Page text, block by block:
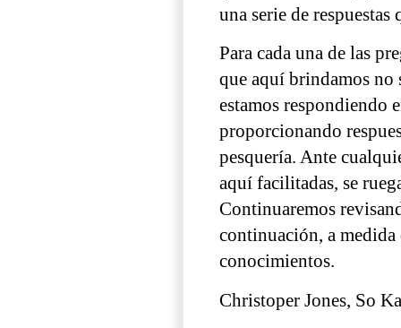
una serie de respuestas
Para cada una de las
que aquí brindamos no
estamos respondiendo
proporcionando
pesquería. Ante
aquí facilitadas, se
Continuaremos
continuación, a
conocimientos.
Christoper Jones, So